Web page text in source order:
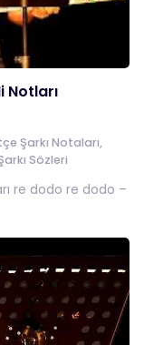
Notları
Şarkı Notaları,
Sözleri
re dodo re dodo –